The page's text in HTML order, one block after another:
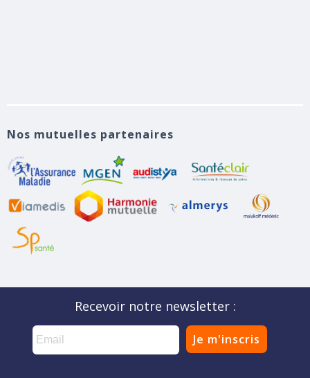
Nos mutuelles partenaires
Recevoir notre newsletter :
Je m'inscris